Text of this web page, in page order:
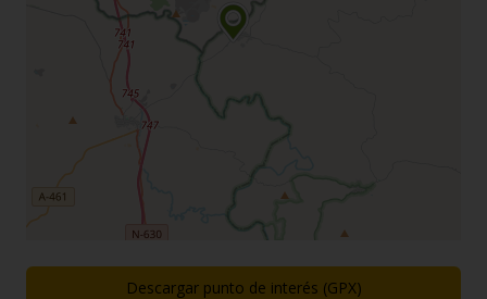
Descargar punto de interés (GPX)